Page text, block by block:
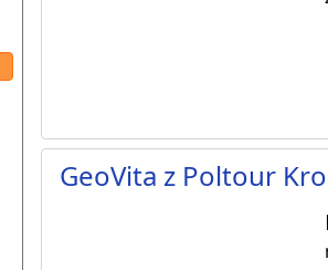
GeoVita z Poltour